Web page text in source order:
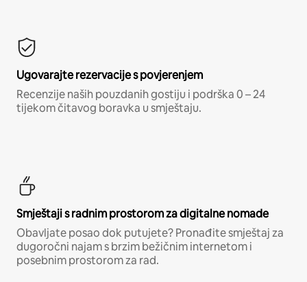
Ugovarajte rezervacije s povjerenjem
Recenzije naših pouzdanih gostiju i podrška 0 – 24
tijekom čitavog boravka u smještaju.
Smještaji s radnim prostorom za digitalne nomade
Obavljate posao dok putujete? Pronađite smještaj za
dugoročni najam s brzim bežičnim internetom i
posebnim prostorom za rad.